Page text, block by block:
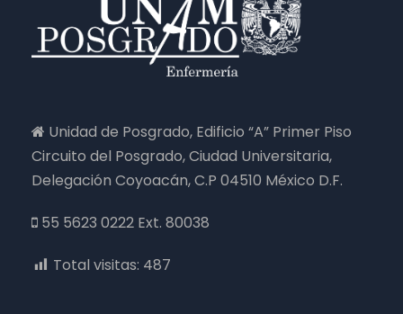
Unidad de Posgrado, Edificio “A” Primer Piso
Circuito del Posgrado, Ciudad Universitaria,
Delegación Coyoacán, C.P 04510 México D.F.
55 5623 0222 Ext. 80038
Total visitas: 487